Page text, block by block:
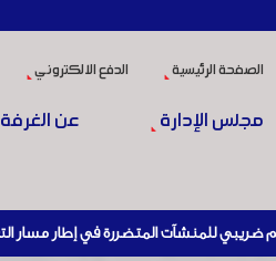
الصفحة الرئيسية الدفع الالكتروني
مجلس الإدارة عن الغرفة